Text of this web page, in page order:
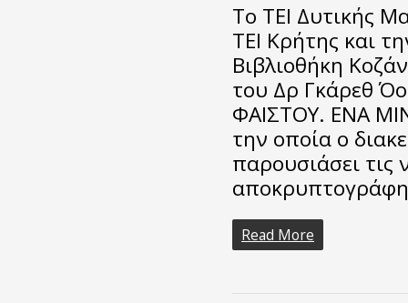
Το TEI Δυτικής
ΤΕΙ Κρήτης και
Βιβλιοθήκη
του Δρ Γκάρεθ
ΦΑΙΣΤΟΥ. ΕΝΑ
την οποία ο
παρουσιάσει τις
Read More